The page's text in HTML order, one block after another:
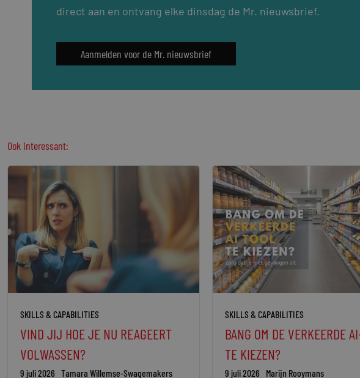
direct aan en ontvang elke dinsdag de Mr. nieuwsbrief.
Aanmelden voor de Mr. nieuwsbrief
Ook interessant:
SKILLS & CAPABILITIES
VIND JIJ HOE JE NU REAGEERT
VOLWASSEN?
9 juli 2026 Tamara Willemse-Swagemakers
SKILLS & CAPABILITIES
BANG OM DE VERKEERDE
TE KIEZEN?
9 juli 2026 Marijn Rooymans